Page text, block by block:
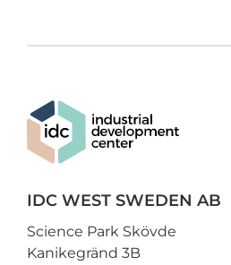
IDC WEST SWEDEN AB
Science Park Skövde
Kanikegränd 3B